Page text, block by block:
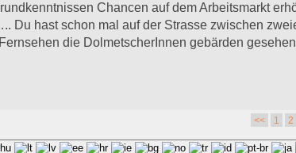
Chancen auf dem Arbeitsmarkt
hast schon mal auf der Strasse zwischen
die DolmetscherInnen gebärden
<< 1 2